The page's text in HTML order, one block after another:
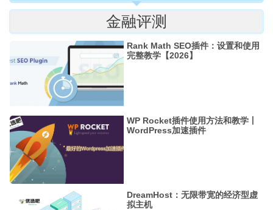
金融评测
Rank Math SEO插件：设置和使用
完整教学【2026】
WP Rocket插件使用方法和教学丨
WordPress加速插件
DreamHost：无限带宽的经济型虚
拟主机